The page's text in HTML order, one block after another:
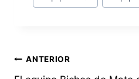
de
Navegación
ANTERIOR